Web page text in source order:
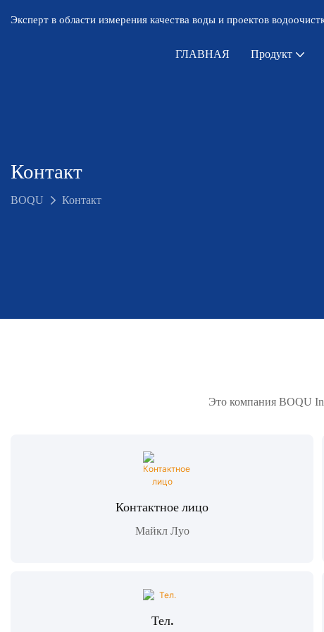
Эксперт в области измерения качества воды и проектов
ГЛАВНАЯ Продукт
Контакт
BOQU Контакт
Это компания BOQU
Контактное лицо
Майкл Луо
Тел.